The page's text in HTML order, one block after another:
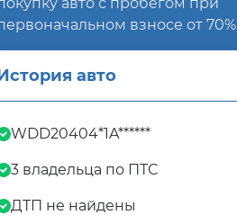
взносе от 70%
авто
WDD20404*1A******
3 владельца по ПТС
ДТП не найдены